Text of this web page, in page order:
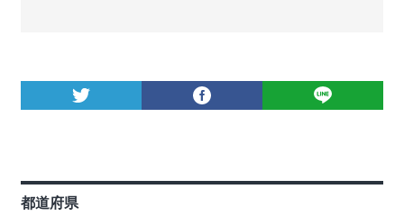
都道府県